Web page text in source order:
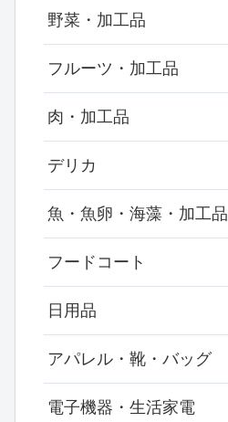
野菜・加工品
フルーツ・加工品
肉・加工品
デリカ
魚・魚卵・海藻・加工品
フードコート
日用品
アパレル・靴・バッグ
電子機器・生活家電